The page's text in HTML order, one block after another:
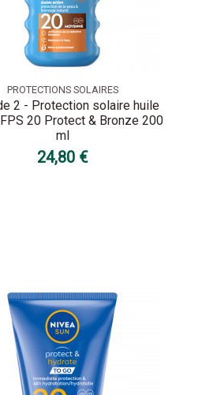
PROTECTIONS SOLAIRES
2 - Protection solaire huile
20 Protect & Bronze 200
ml
24,80 €